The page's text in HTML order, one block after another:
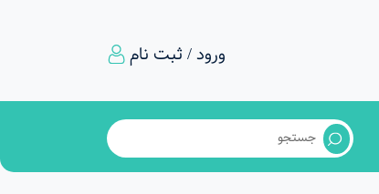
ورود / ثبت نام